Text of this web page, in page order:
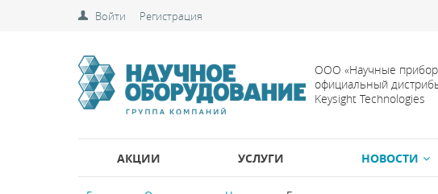
Войти Регистрация
ООО «Научные
официальный
Keysight Technologies
АКЦИИ УСЛУГИ НОВОСТИ